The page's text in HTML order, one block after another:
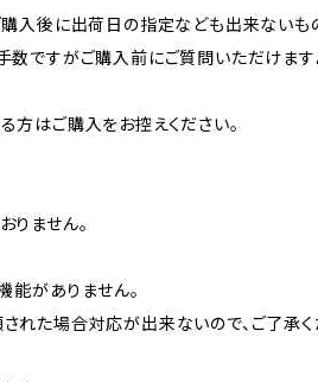
購入後に出荷日の指定なども出来ないも
数ですがご購入前にご質問いただけます
はご購入をお控えください。
ません。
がありません。
れた場合対応が出来ないので、ご了承く